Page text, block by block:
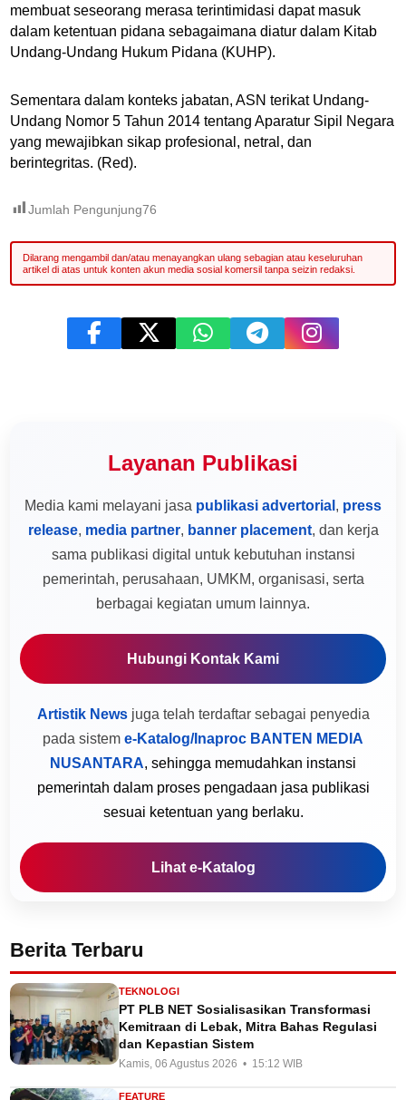
membuat seseorang merasa terintimidasi dapat masuk
dalam ketentuan pidana sebagaimana diatur dalam Kitab
Undang-Undang Hukum Pidana (KUHP).
Sementara dalam konteks jabatan, ASN terikat Undang-
Undang Nomor 5 Tahun 2014 tentang Aparatur Sipil Negara
yang mewajibkan sikap profesional, netral, dan
berintegritas. (Red).
Jumlah Pengunjung76
Layanan Publikasi
Media kami melayani jasa publikasi advertorial , press
release, media partner, banner placement, dan kerja
sama publikasi digital untuk kebutuhan instansi
pemerintah, perusahaan, UMKM, organisasi, serta
berbagai kegiatan umum lainnya.
Hubungi Kontak Kami
Artistik Newsjuga telah terdaftar sebagai penyedia
pada sistem e-Katalog/Inaproc BANTEN MEDIA
NUSANTARA, sehingga memudahkan instansi
pemerintah dalam proses pengadaan jasa publikasi
sesuai ketentuan yang berlaku.
Lihat e-Katalog
Berita Terbaru
TEKNOLOGI
PT PLB NET Sosialisasikan Transformasi
Kemitraan di Lebak, Mitra Bahas Regulasi
dan Kepastian Sistem
Kamis, 06 Agustus 2026 • 15:12 WIB
FEATURE